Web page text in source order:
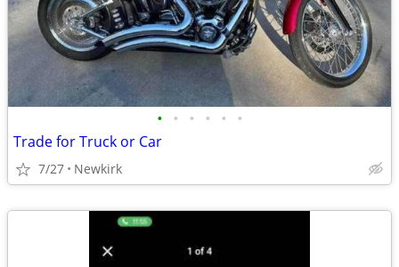
• • • • • •
Trade for Truck or Car
7/27 Newkirk